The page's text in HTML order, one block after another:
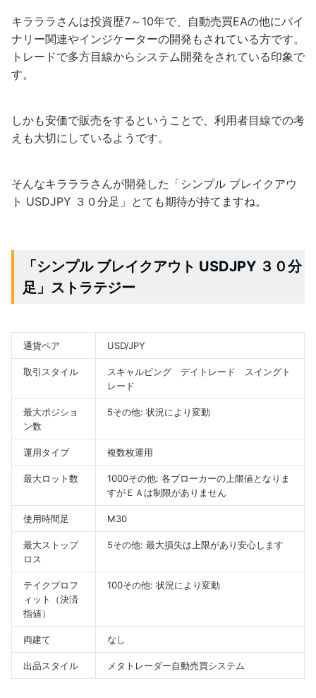
キラララさんは投資歴7～10年で、自動売買EAの他にバイ
ナリー関連やインジケーターの開発もされている方です。
トレードで多方目線からシステム開発をされている印象で
す。
しかも安価で販売をするということで、利用者目線での考
えも大切にしているようです。
そんなキラララさんが開発した「シンプル ブレイクアウ
ト USDJPY ３０分足」とても期待が持てますね。
「シンプル ブレイクアウト USDJPY ３０分
足」ストラテジー
通貨ペア USD/JPY
取引スタイル
スキャルピング デイトレード スイングト
レード
最大ポジショ
ン数
5その他: 状況により変動
運用タイプ 複数枚運用
最大ロット数 1000その他: 各ブローカーの上限値となりま
すがＥＡは制限がありません
使用時間足 M30
最大ストップ
ロス
5その他: 最大損失は上限があり安心します
テイクプロフ
ィット（決済
指値）
100その他: 状況により変動
両建て なし
出品スタイル メタトレーダー自動売買システム